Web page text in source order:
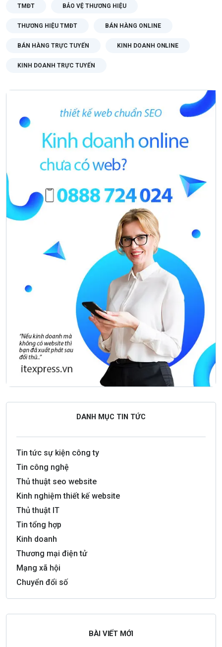
TMĐT BẢO VỆ THƯƠNG HIỆU
THƯƠNG HIỆU TMĐT BÁN HÀNG ONLINE
BÁN HÀNG TRỰC TUYẾN KINH DOANH ONLINE
KINH DOANH TRỰC TUYẾN
DANH MỤC TIN TỨC
Tin tức sự kiện công ty
Tin công nghệ
Thủ thuật seo website
Kinh nghiệm thiết kế website
Thủ thuật IT
Tin tổng hợp
Kinh doanh
Thương mại điện tử
Mạng xã hội
Chuyển đổi số
BÀI VIẾT MỚI